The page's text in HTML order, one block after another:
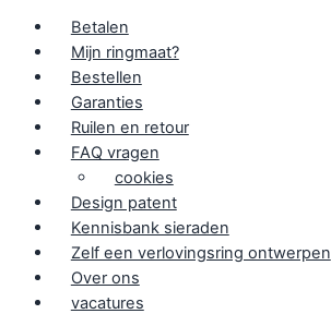
Betalen
Mijn ringmaat?
Bestellen
Garanties
Ruilen en retour
FAQ vragen
cookies
Design patent
Kennisbank sieraden
Zelf een verlovingsring ontwerpen
Over ons
vacatures